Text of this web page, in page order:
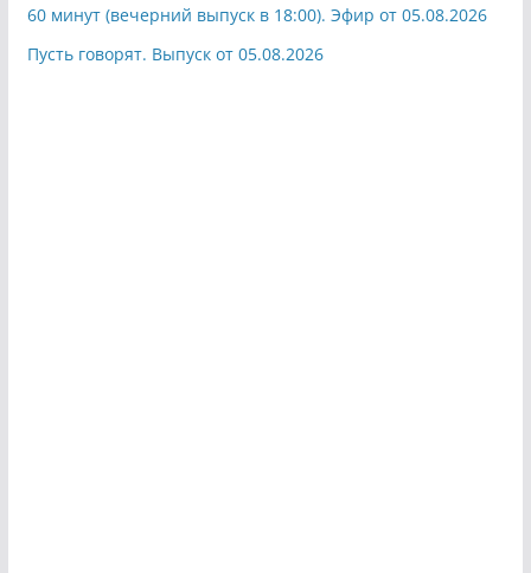
60 минут (вечерний выпуск в 18:00). Эфир от 05.08.2026
Пусть говорят. Выпуск от 05.08.2026